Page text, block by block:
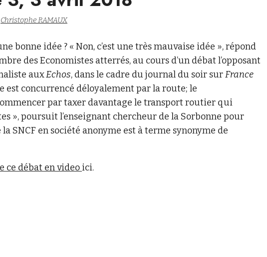
Christophe RAMAUX
bonne idée ? « Non, c’est une très mauvaise idée », répond
des Economistes atterrés, au cours d’un débat l’opposant
auxEchos, dans le cadre du journal du soir surFrance
est concurrencé déloyalement par la route; le
par taxer davantage le transport routier qui
», poursuit l’enseignant chercheur de la Sorbonne pour
SNCF en société anonyme est à terme synonyme de
ce débat en video ici.